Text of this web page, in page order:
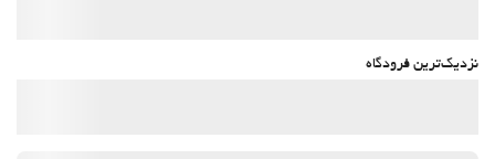
نزدیک‌ترین فرودگاه